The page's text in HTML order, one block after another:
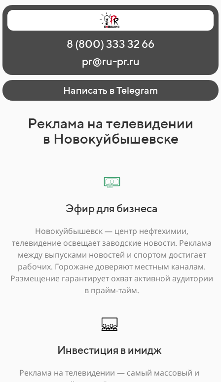
Главная
Наши работы
О рекламе
Регионы
Контакты
8 (800) 333 32 66
pr@ru-pr.ru
Написать в Telegram
Реклама на телевидении
в Новокуйбышевске
Эфир для бизнеса
Новокуйбышевск — центр нефтехимии,
телевидение освещает заводские новости. Реклама
между выпусками новостей и спортом достигает
рабочих. Горожане доверяют местным каналам.
Размещение гарантирует охват активной аудитории
в прайм-тайм.
Инвестиция в имидж
Реклама на телевидении — самый массовый и